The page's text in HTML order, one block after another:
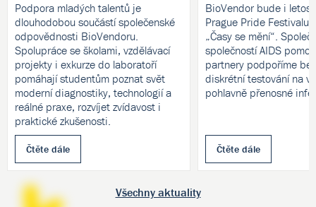
Podpora mladých talentů je
dlouhodobou součástí společenské
odpovědnosti BioVendoru.
Spolupráce se školami, vzdělávací
projekty i exkurze do laboratoří
pomáhají studentům poznat svět
moderní diagnostiky, technologií a
reálné praxe, rozvíjet zvídavost i
praktické zkušenosti.
Čtěte dále
BioVendor bude i letos
Prague Pride Festivalu
„Časy se mění“.
společností AIDS
partnery podpoříme
diskrétní testování na
pohlavně přenosné
Čtěte dále
Všechny aktuality